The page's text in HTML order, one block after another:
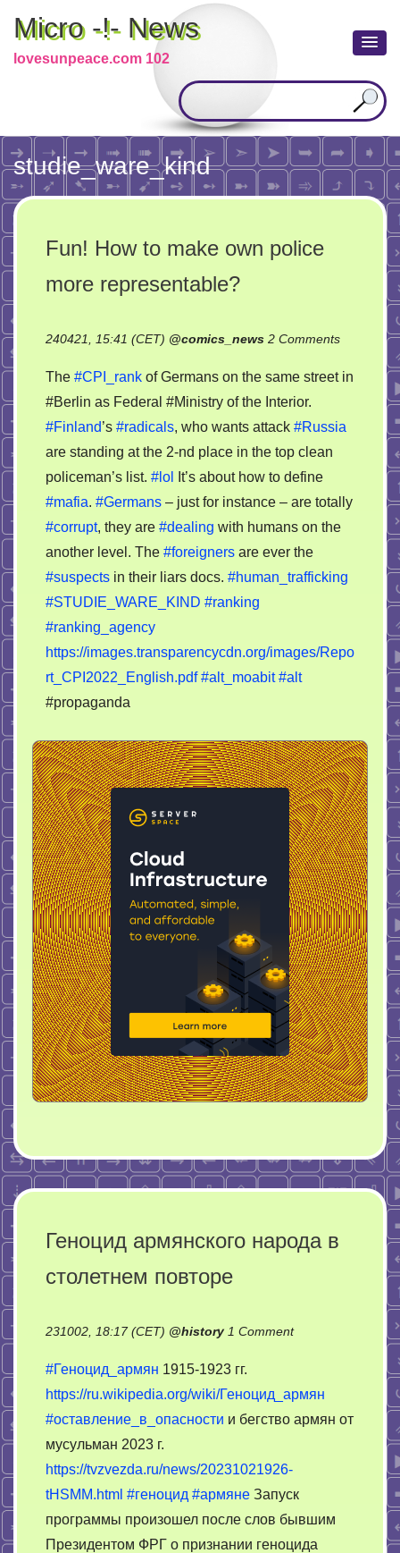
Micro -!- News
lovesunpeace.com 102
studie_ware_kind
Fun! How to make own police
more representable?
240421, 15:41 (CET) @comics_news 2 Commentson
How
make
more
The #CPI_rank of Germans on the same street in
#Berlin as Federal #Ministry of the Interior.
#Finland’s #radicals, who wants attack #Russia
are standing at the 2-nd place in the top clean
policeman’s list. #lol
It’s about how to define
#mafia. #Germans – just for instance – are totally
#corrupt, they are #dealing with humans on the
another level. The #foreigners are ever the
#suspects in their liars docs. #human_trafficking
#STUDIE_WARE_KIND #ranking
#ranking_agency
https://images.transparencycdn.org/images/Repo
rt_CPI2022_English.pdf #alt_moabit #alt
#propaganda
Геноцид армянского народа в
столетнем повторе
231002, 18:17 (CET) @history 1 Commenton
народа
в
#Геноцид_армян 1915-1923 гг.
https://ru.wikipedia.org/wiki/Геноцид_армян
#оставление_в_опасности и бегство армян от
мусульман 2023 г.
https://tvzvezda.ru/news/20231021926-
tHSMM.html #геноцид #армяне Запуск
программы произошел после слов бывшим
Президентом ФРГ о признании геноцида